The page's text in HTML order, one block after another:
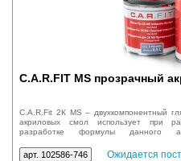
C.A.R.FIT MS прозрачный
C.A.R.Fit 2К MS – двухкомпонентный
акриловых смол использует при
разработке формулы данного
сушек.
арт. 102586-746 Ожидается